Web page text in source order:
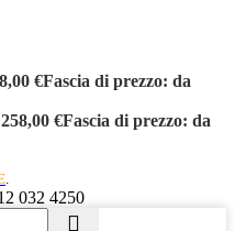
€Fascia di prezzo: da
258,00 €Fascia di prezzo: da
.
032 4250